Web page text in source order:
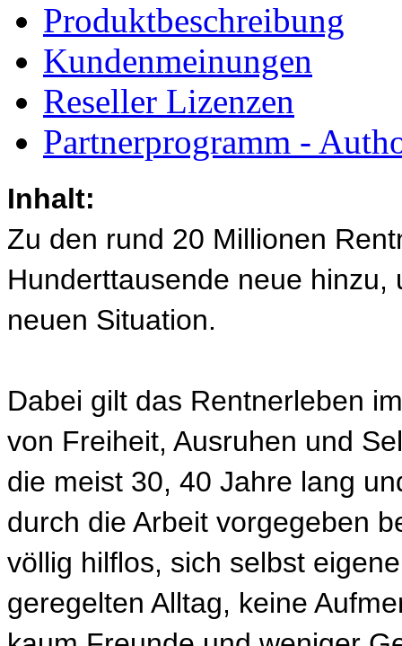
Produktbeschreibung
Kundenmeinungen
Reseller Lizenzen
Partnerprogramm -
Inhalt:
Zu den rund 20 Millionen
Hunderttausende neue
neuen Situation.
Dabei gilt das Rentnerleben
von Freiheit, Ausruhen und
die meist 30, 40 Jahre lang
durch die Arbeit vorgegeben
völlig hilflos, sich selbst
geregelten Alltag, keine